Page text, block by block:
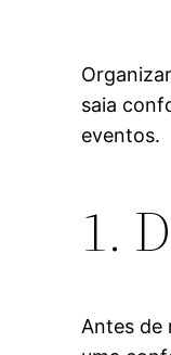
saia
eventos.
1.
Antes de